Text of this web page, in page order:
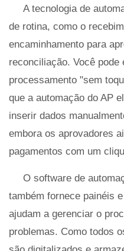
A tecnologia de
de rotina, como o
encaminhamento para
reconciliação. Você pode
processamento "sem
que a automação do AP
inserir dados
embora os aprovadores
pagamentos com um
O software de
também fornece painéis
ajudam a gerenciar o
problemas. Como todos